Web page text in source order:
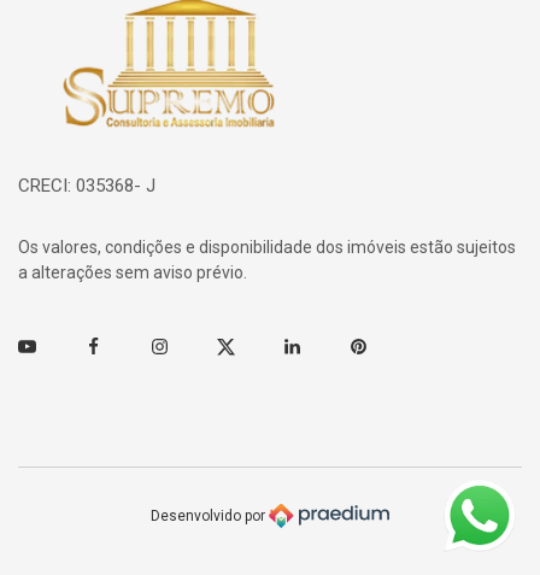
Página inicial
CRECI: 035368- J
Os valores, condições e disponibilidade dos imóveis estão sujeitos
a alterações sem aviso prévio.
Youtube FacebookInstagramTwitter Linkedin Pinterest
Desenvolvido por